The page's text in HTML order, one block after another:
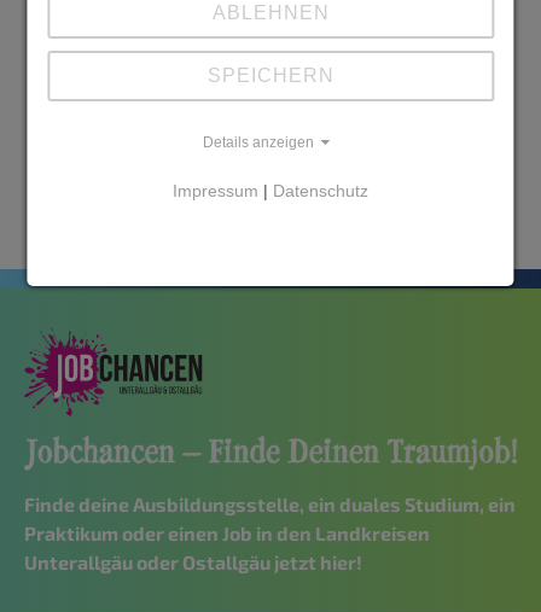
Finde deine Ausbildungsstelle, ein duales Studium, ein
Praktikum oder einen Job in den Landkreisen
Unterallgäu oder Ostallgäu jetzt hier!
ABLEHNEN
SPEICHERN
Details anzeigen
Impressum | Datenschutz